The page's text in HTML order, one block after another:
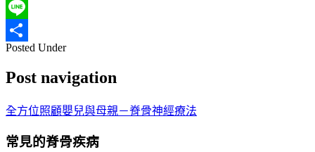
Facebook
Line
分
享
Posted Under
Post navigation
全方位照顧嬰兒與母親－脊骨神經療法
常見的脊骨疾病